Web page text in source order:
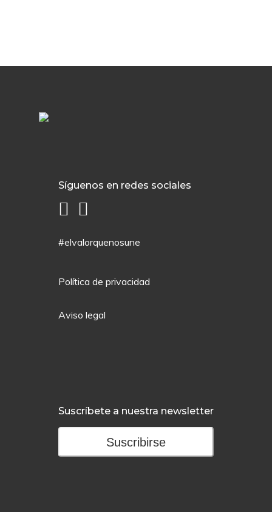
Síguenos en redes sociales
#elvalorquenosune
Política de privacidad
Aviso legal
Suscríbete a nuestra newsletter
Suscribirse